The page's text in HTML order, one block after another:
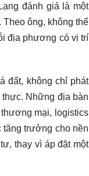
đánh giá là một
ông, không thể
địa phương có vị trí
đất, không chỉ phát
thực. Những địa bàn
mại, logistics
trưởng cho nền
thay vì áp đặt một